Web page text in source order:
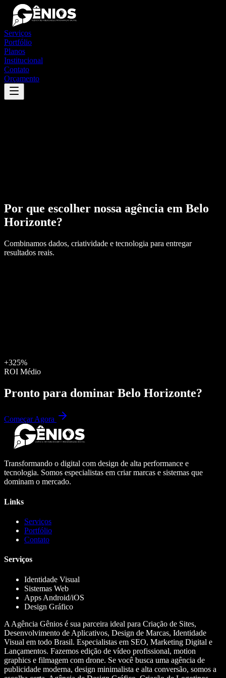
Serviços
Portfólio
Planos
Institucional
Contato
Orçamento
Por que escolher nossa agência em Belo
Horizonte?
Combinamos dados, criatividade e tecnologia para entregar
resultados reais.
+325%
ROI Médio
Pronto para dominar Belo Horizonte?
Começar Agora
Transformando o digital com design de alta performance e
tecnologia. Somos especialistas em criar marcas e sistemas que
dominam o mercado.
Links
Serviços
Portfólio
Contato
Serviços
Identidade Visual
Sistemas Web
Apps Android/iOS
Design Gráfico
A Agência Gênios é sua parceira ideal para Criação de Sites,
Desenvolvimento de Aplicativos, Design de Marcas, Identidade
Visual em todo Brasil. Especialistas em SEO, Marketing Digital e
Lançamentos. Fazemos edição de vídeo profissional, motion
graphics e filmagem com drone. Se você busca uma agência de
publicidade moderna, design minimalista e alta conversão, somos a